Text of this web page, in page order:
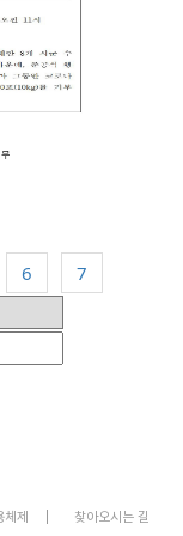
6 7
제 찾아오시는 길